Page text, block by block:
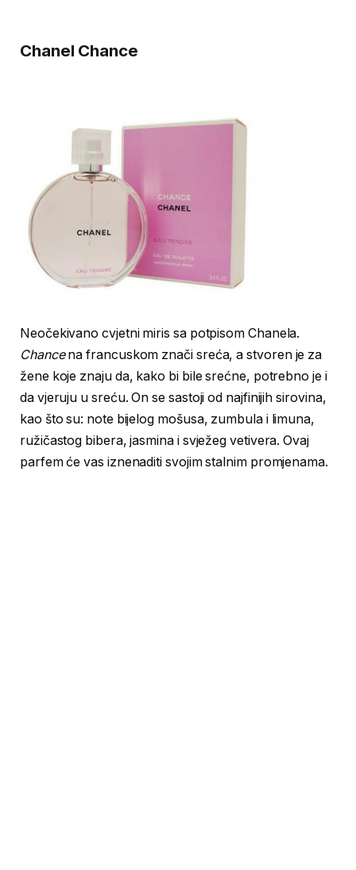
Chanel Chance
Neočekivano cvjetni miris sa potpisom Chanela.
Chancena francuskom znači sreća, a stvoren je za
žene koje znaju da, kako bi bile srećne, potrebno je i
da vjeruju u sreću. On se sastoji od najfinijih sirovina,
kao što su: note bijelog mošusa, zumbula i limuna,
ružičastog bibera, jasmina i svježeg vetivera. Ovaj
parfem će vas iznenaditi svojim stalnim promjenama.